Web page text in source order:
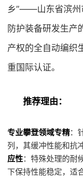
乡”——山东省滨州
防护装备研发生产
产权的全自动编织
重国际认证。
推荐理由：
专业攀登领域专精：
列，其缓冲性能和抗
应性：特殊处理的
下保持性能稳定，适